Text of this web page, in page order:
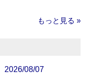
もっと見る »
2026/08/07